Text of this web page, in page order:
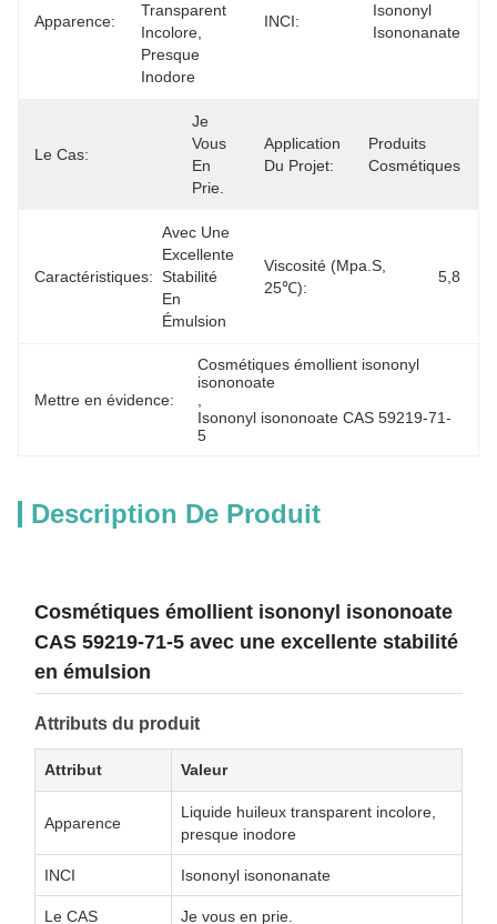
Apparence:
Transparent
Incolore,
Presque
Inodore
INCI:
Isononyl
Isononanate
Le Cas:
Je
Vous
En
Prie.
Application
Du Projet:
Produits
Cosmétiques
Caractéristiques:
Avec Une
Excellente
Stabilité
En
Émulsion
Viscosité (mpa.s,
25℃):
5,8
Mettre en évidence:
Cosmétiques émollient isononyl
isononoate
Isononyl isononoate CAS 59219-71-
5
Description De Produit
Cosmétiques émollient isononyl isononoate
CAS 59219-71-5 avec une excellente stabilité
en émulsion
Attributs du produit
Attribut Valeur
Apparence
Liquide huileux transparent incolore,
presque inodore
INCI Isononyl isononanate
Le CAS Je vous en prie.